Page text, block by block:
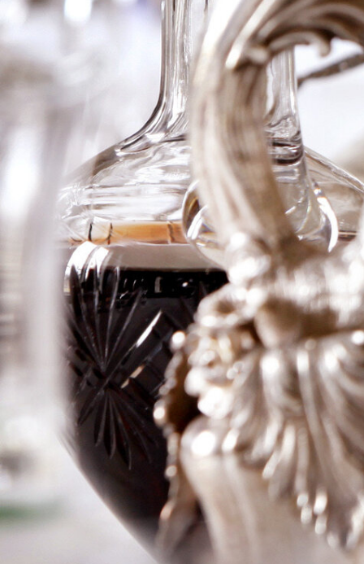
2010 Hermitage
‘Domaine des
Tourettes’
Logga in för att se priset
Art.nr: 20257-01
Information
Producent Delas Freres
Årgång 2010
Land Frankrike
Område Rhone
Färg Rött
75cl